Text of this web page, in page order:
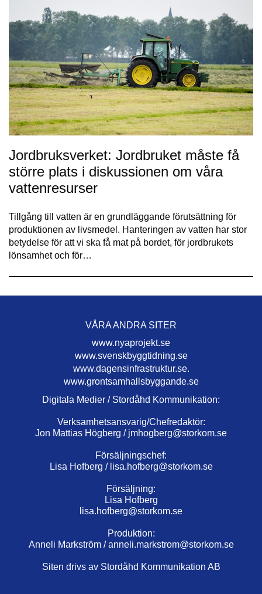
Jordbruksverket: Jordbruket måste få
större plats i diskussionen om våra
vattenresurser
Tillgång till vatten är en grundläggande förutsättning för
produktionen av livsmedel. Hanteringen av vatten har stor
betydelse för att vi ska få mat på bordet, för jordbrukets
lönsamhet och för…
VÅRA ANDRA SITER
www.nyaprojekt.se
www.svenskbyggtidning.se
www.dagensinfrastruktur.se.
www.grontsamhallsbyggande.se
Digitala Medier / Stordåhd Kommunikation:
Verksamhetsansvarig/Chefredaktör:
Jon Mattias Högberg / jmhogberg@storkom.se
Försäljningschef:
Lisa Hofberg / lisa.hofberg@storkom.se
Försäljning:
Lisa Hofberg
lisa.hofberg@storkom.se
Produktion:
Anneli Markström /anneli.markstrom@storkom.se
Siten drivs av Stordåhd Kommunikation AB